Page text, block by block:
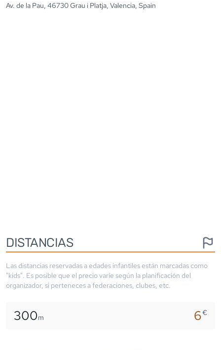
Av. de la Pau, 46730 Grau i Platja, Valencia, Spain
DISTANCIAS
Las distancias reservadas a edades infantiles están marcadas como
"kids". Es posible que el precio varíe según la planificación del
organizador, si perteneces a federaciones, clubes, etc.
300m 6€